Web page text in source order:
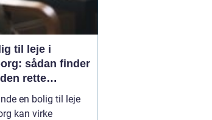
til leje i
sådan finder
rette
en bolig til leje
kan virke